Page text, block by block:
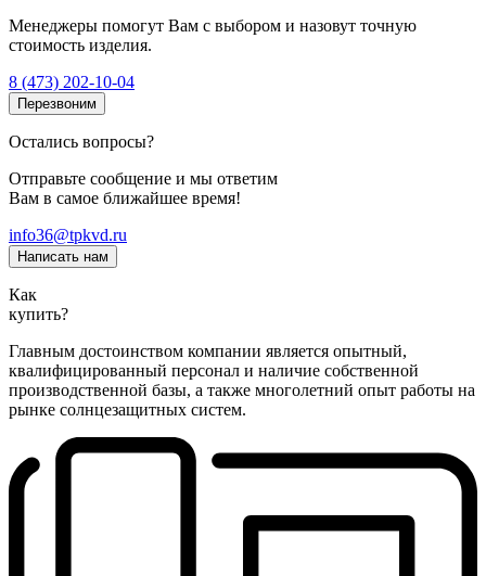
Менеджеры помогут Вам с выбором и назовут точную
стоимость изделия.
8 (473) 202-10-04
Перезвоним
Остались вопросы?
Отправьте сообщение и мы ответим
Вам в самое ближайшее время!
info36@tpkvd.ru
Написать нам
Как
купить?
Главным достоинством компании является опытный,
квалифицированный персонал и наличие собственной
производственной базы, а также многолетний опыт работы на
рынке солнцезащитных систем.